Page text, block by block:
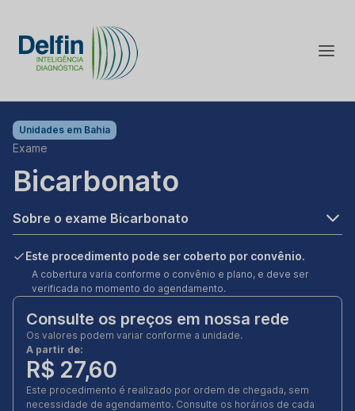
Unidades em Bahia
Exame
Bicarbonato
Sobre o exame Bicarbonato
Este procedimento pode ser coberto por convênio.
A cobertura varia conforme o convênio e plano, e deve ser
verificada no momento do agendamento.
Consulte os preços em nossa rede
Os valores podem variar conforme a unidade.
A partir de:
R$ 27,60
Este procedimento é realizado por ordem de chegada, sem
necessidade de agendamento. Consulte os horários de cada